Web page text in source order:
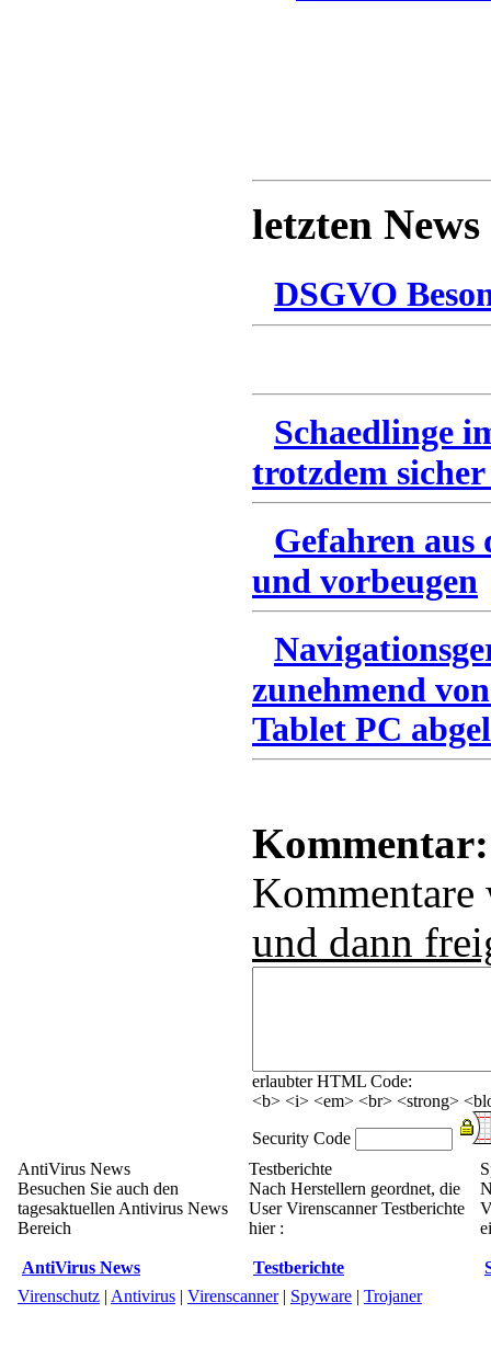
letzten News
DSGVO
Schaedlinge
trotzdem
Gefahren
und vorbeugen
zunehmend
Tablet PC
Kommentar:
und dann
erlaubter HTML Code:
<b> <i> <em> <br> <strong>
Security Code
AntiVirus News
Besuchen Sie auch den
tagesaktuellen Antivirus News
Bereich
AntiVirus News
Testberichte
Nach Herstellern geordnet, die
User Virenscanner Testberichte
hier :
Testberichte
Virenschutz | Antivirus | Virenscanner| Spyware | Trojaner